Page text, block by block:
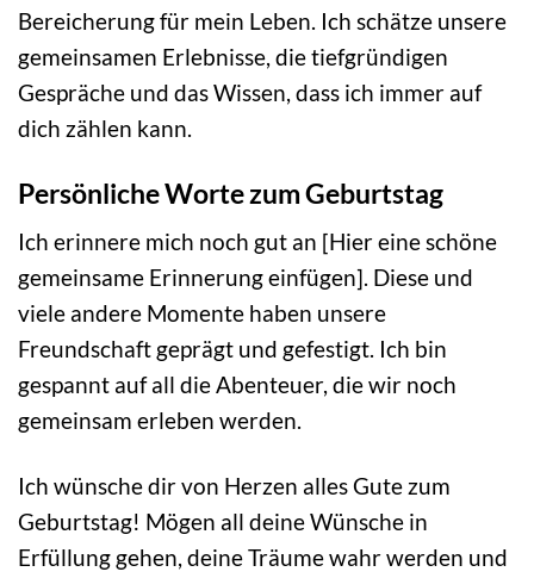
Bereicherung für mein Leben. Ich schätze unsere
gemeinsamen Erlebnisse, die tiefgründigen
Gespräche und das Wissen, dass ich immer auf
dich zählen kann.
Persönliche Worte zum Geburtstag
Ich erinnere mich noch gut an [Hier eine schöne
gemeinsame Erinnerung einfügen]. Diese und
viele andere Momente haben unsere
Freundschaft geprägt und gefestigt. Ich bin
gespannt auf all die Abenteuer, die wir noch
gemeinsam erleben werden.
Ich wünsche dir von Herzen alles Gute zum
Geburtstag! Mögen all deine Wünsche in
Erfüllung gehen, deine Träume wahr werden und